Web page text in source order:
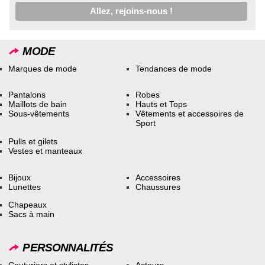
MODE
Marques de mode Tendances de mode
Pantalons
Maillots de bain
Sous-vêtements
Robes
Hauts et Tops
Vêtements et accessoires de
Sport
Pulls et gilets
Vestes et manteaux
Bijoux
Lunettes
Accessoires
Chaussures
Chapeaux
Sacs à main
PERSONNALITÉS